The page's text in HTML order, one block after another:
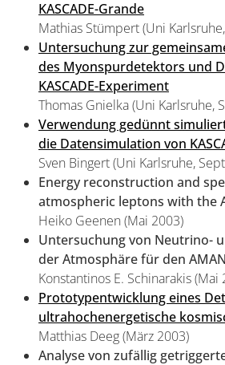
KASCADE-Grande
Mathias Stümpert (Uni
Untersuchung zur
des Myonspurdetektors und
KASCADE-Experiment
Thomas Gnielka (Uni Karlsruhe,
Verwendung gedünnt
die Datensimulation von
Sven Bingert (Uni Karlsruhe,
Energy reconstruction and
atmospheric leptons with the
Heiko Geenen (Mai 2003)
Untersuchung von Neutrino-
der Atmosphäre für den
Konstantinos E. Schinarakis (Mai
Prototypentwicklung eines
ultrahochenergetische
Matthias Deeg (März 2003)
Analyse von zufällig